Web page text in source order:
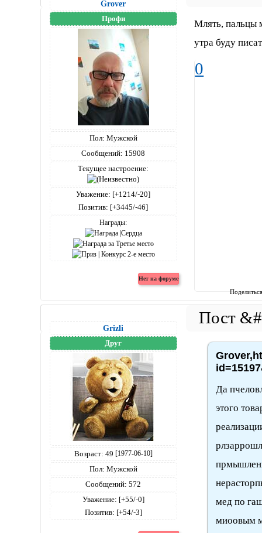
Grover
Профи
Пол: Мужской
Сообщений: 15908
Текущее настроение:
Уважение: [+1214/-20]
Позитив: [+3445/-46]
Награды:
Млять, пальцы
утра буду
0
Grizli
Друг
Возраст: 49 [1977-06-10]
Пол: Мужской
Сообщений: 572
Уважение: [+55/-0]
Позитив: [+54/-3]
Да
этого
мед по
миоовым